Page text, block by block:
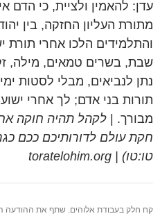
עדן: להאמין ולציית, כי
מתורת העליון החזקה, בין
והתלמידים הלכו אחרי תורת
שבת, בשרים טמאים, מילה,
נתן לנביאים, מבלי לסטות
תורות בני אדם; לך אחרי
מבורך. | לקהל תהיה חוקה
חקת עולם לדורותיכם ככם
טו:טו) | toratelohim.org
קח חלק בעבודת אלוהים. שתף את ההודעה